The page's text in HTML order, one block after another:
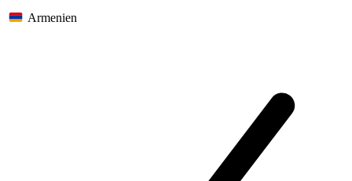
Armenien